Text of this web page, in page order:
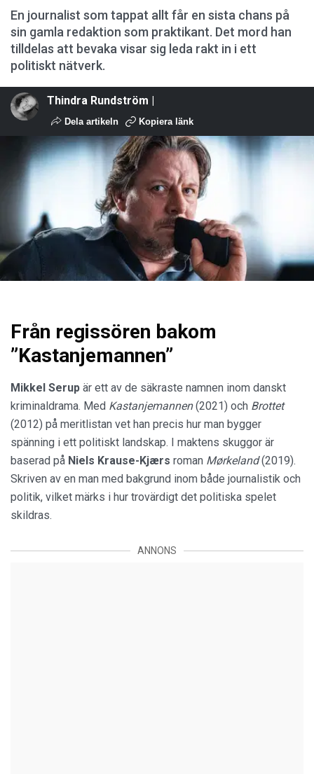
En journalist som tappat allt får en sista chans på
sin gamla redaktion som praktikant. Det mord han
tilldelas att bevaka visar sig leda rakt in i ett
politiskt nätverk.
Thindra Rundström |
Dela artikeln Kopiera länk
Från regissören bakom
”Kastanjemannen”
Mikkel Serup är ett av de säkraste namnen inom danskt
kriminaldrama. Med Kastanjemannen(2021) och Brottet
(2012) på meritlistan vet han precis hur man bygger
spänning i ett politiskt landskap. I maktens skuggor är
baserad på Niels Krause-Kjærs roman Mørkeland(2019).
Skriven av en man med bakgrund inom både journalistik och
politik, vilket märks i hur trovärdigt det politiska spelet
skildras.
ANNONS